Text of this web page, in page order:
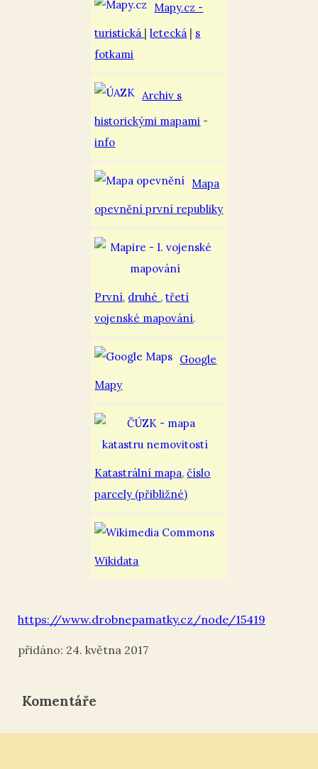
Mapy.cz -
turistická
|letecká
s
fotkami
Archiv s
historickými mapami -
info
Mapa
opevnění první republiky
První, druhé ,třetí
vojenské mapování.
Google
Mapy
Katastrální mapa,číslo
parcely (přibližné)
Wikidata
https://www.drobnepamatky.cz/node/15419
24. května 2017
Komentáře